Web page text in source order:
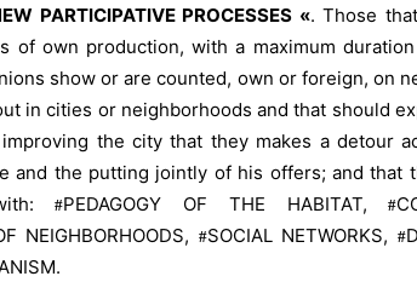
PARTICIPATIVE PROCESSES «. Those
of own production, with a maximum
show or are counted, own or foreign, on
in cities or neighborhoods and that should
the city that they makes a detour
and the putting jointly of his offers; and that
#PEDAGOGY OF THE HABITAT,#
NEIGHBORHOODS, #SOCIAL NETWORKS, #